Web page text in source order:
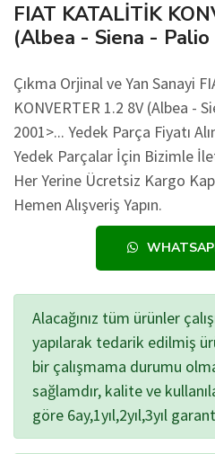
FIAT KATALİTİK
(Albea - Siena -
Çıkma Orjinal ve Yan Sanayi
KONVERTER 1.2 8V (Albea -
2001>... Yedek Parça Fiyatı
Yedek Parçalar İçin Bizimle
Her Yerine Ücretsiz Kargo
Hemen Alışveriş Yapın.
Alacağınız tüm ürünler
yapılarak tedarik edilmiş
bir çalışmama durumu
sağlamdır, kalite ve
göre 6ay,1yıl,2yıl,3yıl